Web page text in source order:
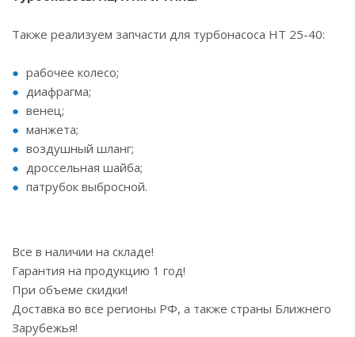
Также реализуем запчасти для турбонасоса НТ 25-40:
рабочее колесо;
диафрагма;
венец;
манжета;
воздушный шланг;
дроссельная шайба;
патрубок выбросной.
Все в наличии на складе!
Гарантия на продукцию 1 год!
При объеме скидки!
Доставка во все регионы РФ, а также страны Ближнего
Зарубежья!